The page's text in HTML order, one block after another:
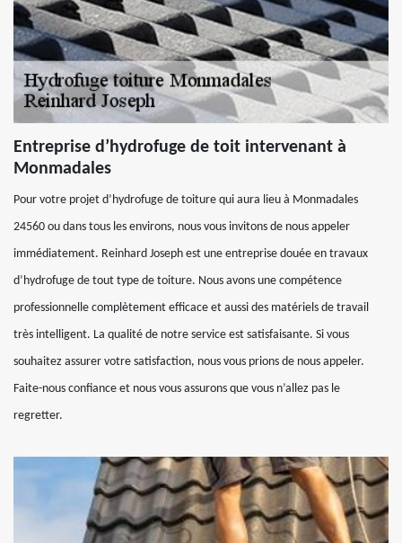
Entreprise d’hydrofuge de toit intervenant à
Monmadales
Pour votre projet d’hydrofuge de toiture qui aura lieu à Monmadales
24560 ou dans tous les environs, nous vous invitons de nous appeler
immédiatement. Reinhard Joseph est une entreprise douée en travaux
d’hydrofuge de tout type de toiture. Nous avons une compétence
professionnelle complètement efficace et aussi des matériels de travail
très intelligent. La qualité de notre service est satisfaisante. Si vous
souhaitez assurer votre satisfaction, nous vous prions de nous appeler.
Faite-nous confiance et nous vous assurons que vous n’allez pas le
regretter.